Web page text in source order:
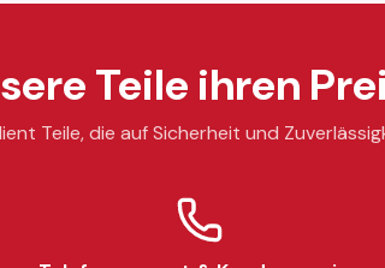
Teile ihren
Teile, die auf Sicherheit und